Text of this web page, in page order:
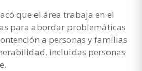
que el área trabaja en el
para abordar problemáticas
a personas y familias
incluidas personas